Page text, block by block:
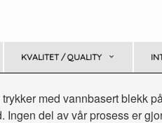
KVALITET / QUALITY
med vannbasert blekk
Ingen del av vår prosess er